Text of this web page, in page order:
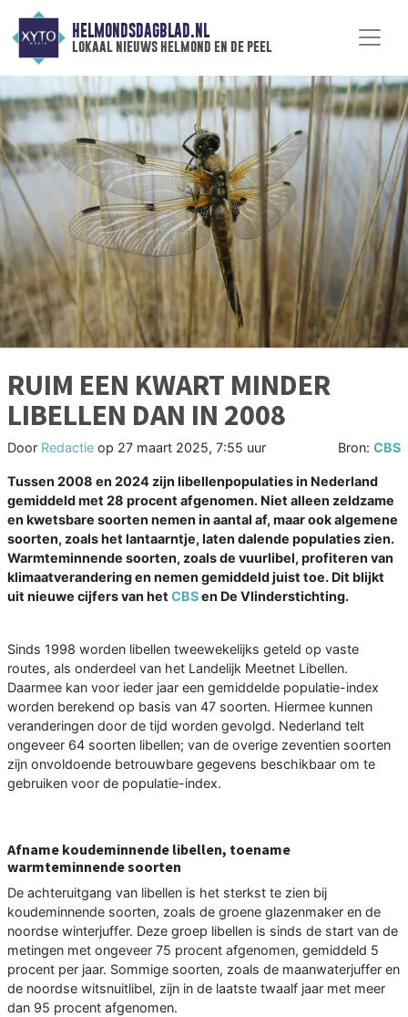
HELMONDSDAGBLAD.NL
lokaal nieuws helmond en de peel
RUIM EEN KWART MINDER
LIBELLEN DAN IN 2008
Door Redactie op 27 maart 2025, 7:55 uur Bron: CBS
Tussen 2008 en 2024 zijn libellenpopulaties in Nederland
gemiddeld met 28 procent afgenomen. Niet alleen zeldzame
en kwetsbare soorten nemen in aantal af, maar ook algemene
soorten, zoals het lantaarntje, laten dalende populaties zien.
Warmteminnende soorten, zoals de vuurlibel, profiteren van
klimaatverandering en nemen gemiddeld juist toe. Dit blijkt
uit nieuwe cijfers van het CBSen De Vlinderstichting.
Sinds 1998 worden libellen tweewekelijks geteld op vaste
routes, als onderdeel van het Landelijk Meetnet Libellen.
Daarmee kan voor ieder jaar een gemiddelde populatie-index
worden berekend op basis van 47 soorten. Hiermee kunnen
veranderingen door de tijd worden gevolgd. Nederland telt
ongeveer 64 soorten libellen; van de overige zeventien soorten
zijn onvoldoende betrouwbare gegevens beschikbaar om te
gebruiken voor de populatie-index.
Afname koudeminnende libellen, toename
warmteminnende soorten
De achteruitgang van libellen is het sterkst te zien bij
koudeminnende soorten, zoals de groene glazenmaker en de
noordse winterjuffer. Deze groep libellen is sinds de start van de
metingen met ongeveer 75 procent afgenomen, gemiddeld 5
procent per jaar. Sommige soorten, zoals de maanwaterjuffer en
de noordse witsnuitlibel, zijn in de laatste twaalf jaar met meer
dan 95 procent afgenomen.